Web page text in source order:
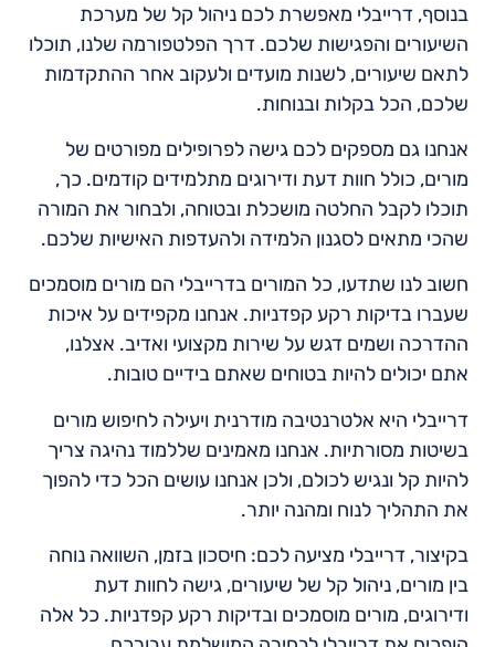
בנוסף, דרייבלי מאפשרת לכם ניהול קל של מערכת
השיעורים והפגישות שלכם. דרך הפלטפורמה שלנו, תוכלו
לתאם שיעורים, לשנות מועדים ולעקוב אחר ההתקדמות
שלכם, הכל בקלות ובנוחות.
אנחנו גם מספקים לכם גישה לפרופילים מפורטים של
מורים, כולל חוות דעת ודירוגים מתלמידים קודמים. כך,
תוכלו לקבל החלטה מושכלת ובטוחה, ולבחור את המורה
שהכי מתאים לסגנון הלמידה ולהעדפות האישיות שלכם.
חשוב לנו שתדעו, כל המורים בדרייבלי הם מורים מוסמכים
שעברו בדיקות רקע קפדניות. אנחנו מקפידים על איכות
ההדרכה ושמים דגש על שירות מקצועי ואדיב. אצלנו,
אתם יכולים להיות בטוחים שאתם בידיים טובות.
דרייבלי היא אלטרנטיבה מודרנית ויעילה לחיפוש מורים
בשיטות מסורתיות. אנחנו מאמינים שללמוד נהיגה צריך
להיות קל ונגיש לכולם, ולכן אנחנו עושים הכל כדי להפוך
את התהליך לנוח ומהנה יותר.
בקיצור, דרייבלי מציעה לכם: חיסכון בזמן, השוואה נוחה
בין מורים, ניהול קל של שיעורים, גישה לחוות דעת
ודירוגים, מורים מוסמכים ובדיקות רקע קפדניות. כל אלה